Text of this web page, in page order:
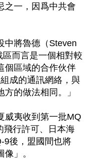
之一，因爲中共會
中將魯德（Steven
而言是一個相對較
個區域的合作伙伴
成的通訊網絡，與
的做法相同。」
威夷收到第一批MQ
飛行許可、日本海
9後，盟國間也將
」。